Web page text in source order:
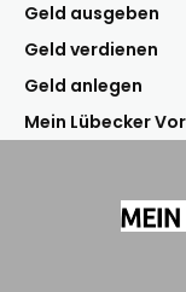
Geld ausgeben
Geld verdienen
Geld anlegen
Mein Lübecker